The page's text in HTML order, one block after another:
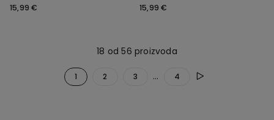
15,99 €
15,99 €
18 od 56 proizvoda
1 2 3 ... 4